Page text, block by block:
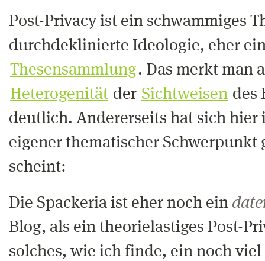
Post-Privacy ist ein schwammiges
durchdeklinierte Ideologie, eher
Thesensammlung. Das merkt man
Heterogenität der Sichtweisen des
deutlich. Andererseits hat sich hier
eigener thematischer
scheint:
Die Spackeria ist eher noch ein
Blog, als ein theorielastiges Post-
solches, wie ich finde, ein noch